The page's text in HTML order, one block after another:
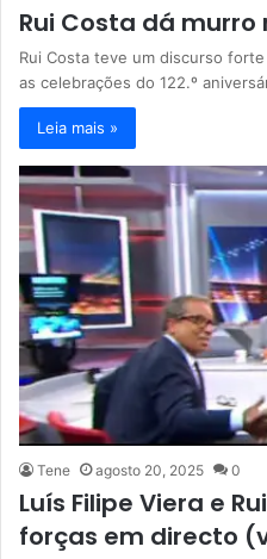
Rui Costa dá murro
Rui Costa teve um discurso
as celebrações do 122.º
Leia mais »
Tene agosto 20, 2025 0
Luís Filipe Viera e
forças em directo